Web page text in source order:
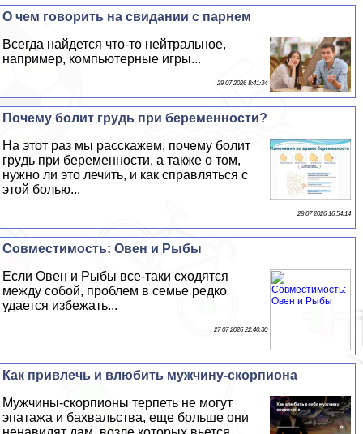
О чем говорить на свидании с парнем
Всегда найдется что-то нейтральное,
например, компьютерные игры...
29 07 2026 8:41:34
Почему болит гpyдь при беременности?
На этот раз мы расскажем, почему болит
гpyдь при беременности, а также о том,
нужно ли это лечить, и как справляться с
этой болью...
28 07 2026 16:54:14
Совместимость: Овен и Рыбы
Если Овен и Рыбы все-таки сходятся
между собой, проблем в семье редко
удается избежать...
27 07 2026 22:40:30
Как привлечь и влюбить мужчину-скорпиона
Мужчины-скорпионы терпеть не могут
эпатажа и бахвальства, еще больше они